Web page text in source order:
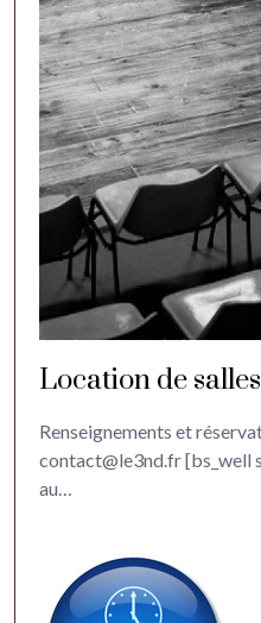
Location de
Renseignements et
contact@le3nd.fr [bs_well
au…